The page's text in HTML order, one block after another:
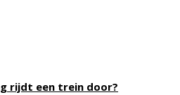
rijdt een trein door?